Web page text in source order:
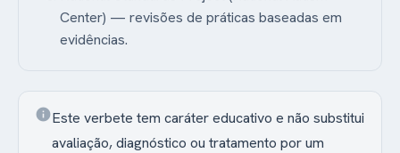
Center) — revisões de práticas baseadas em
evidências.
infoEste verbete tem caráter educativo e não substitui
avaliação, diagnóstico ou tratamento por um